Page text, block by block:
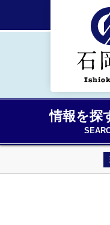
情報を探